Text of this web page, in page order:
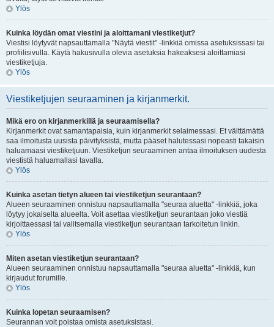
Ylös
Kuinka löydän omat viestini ja aloittamani viestiketjut?
Viestisi löytyvät napsauttamalla "Näytä viestit" -linkkiä omissa asetuksissasi tai
profiilisivulla. Käytä hakusivulla olevia asetuksia hakeaksesi aloittamiasi
viestiketjuja.
Ylös
Viestiketjujen seuraaminen ja kirjanmerkit.
Mikä ero on kirjanmerkillä ja seuraamisella?
Kirjanmerkit ovat samantapaisia, kuin kirjanmerkit selaimessasi. Et välttämättä
saa ilmoitusta uusista päivityksistä, mutta pääset halutessasi nopeasti takaisin
haluamaasi viestiketjuun. Viestiketjun seuraaminen antaa ilmoituksen uudesta
viestistä haluamallasi tavalla.
Ylös
Kuinka asetan tietyn alueen tai viestiketjun seurantaan?
Alueen seuraaminen onnistuu napsauttamalla "seuraa aluetta" -linkkiä, joka
löytyy jokaiselta alueelta. Voit asettaa viestiketjun seurantaan joko viestiä
kirjoittaessasi tai valitsemalla viestiketjun seurantaan tarkoitetun linkin.
Ylös
Miten asetan viestiketjun seurantaan?
Alueen seuraaminen onnistuu napsauttamalla "seuraa aluetta" -linkkiä, kun
kirjaudut forumille.
Ylös
Kuinka lopetan seuraamisen?
Seurannan voit poistaa omista asetuksistasi.